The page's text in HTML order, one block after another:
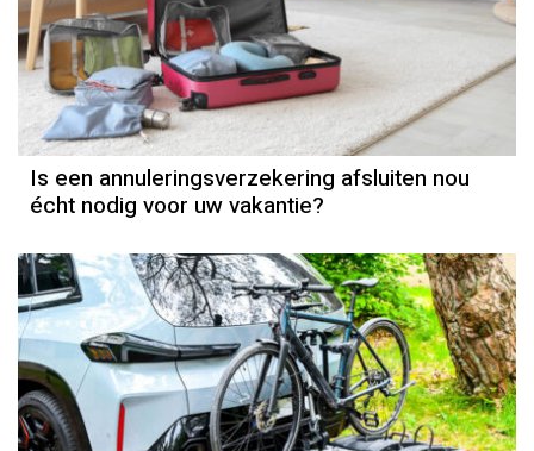
Is een annuleringsverzekering afsluiten nou
écht nodig voor uw vakantie?